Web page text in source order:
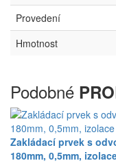
Provedení
Hmotnost
Podobné
Zakládací prvek s
180mm, 0,5mm,